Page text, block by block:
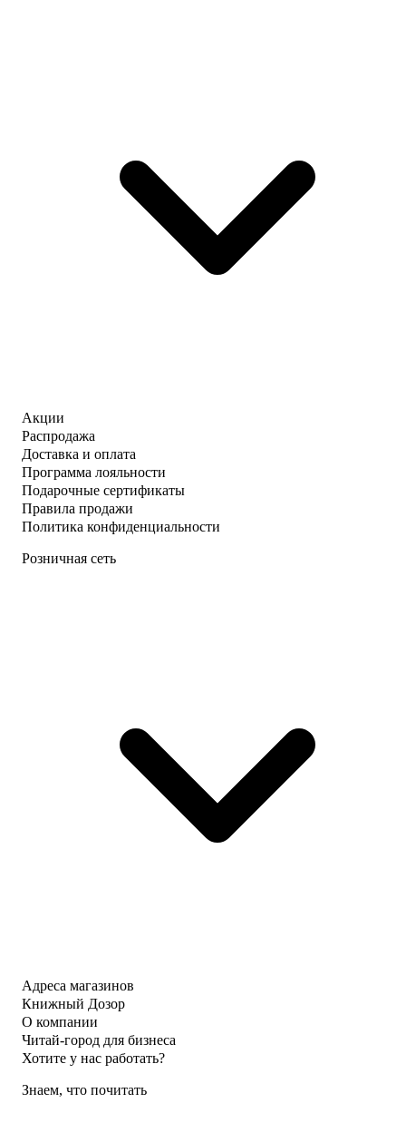
Акции
Распродажа
Доставка и оплата
Программа лояльности
Подарочные сертификаты
Правила продажи
Политика конфиденциальности
Розничная сеть
Адреса магазинов
Книжный Дозор
О компании
Читай-город для бизнеса
Хотите у нас работать?
Знаем, что почитать